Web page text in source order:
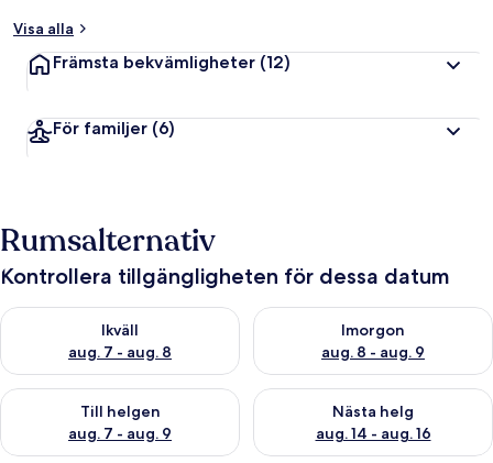
Visa alla
Främsta bekvämligheter (12)
För familjer (6)
Rumsalternativ
Kontrollera tillgängligheten för dessa datum
Ikväll
aug. 7 - aug. 8
Kontrollera tillgängligheten för ikväll aug. 7 - aug. 8
Imorgon
aug. 8 - aug. 9
Kontrollera tillgängligheten
Till helgen
aug. 7 - aug. 9
Kontrollera tillgängligheten för den här helgen aug. 7 - aug. 9
Nästa helg
aug. 14 - aug. 16
Kontrollera tillgängligheten